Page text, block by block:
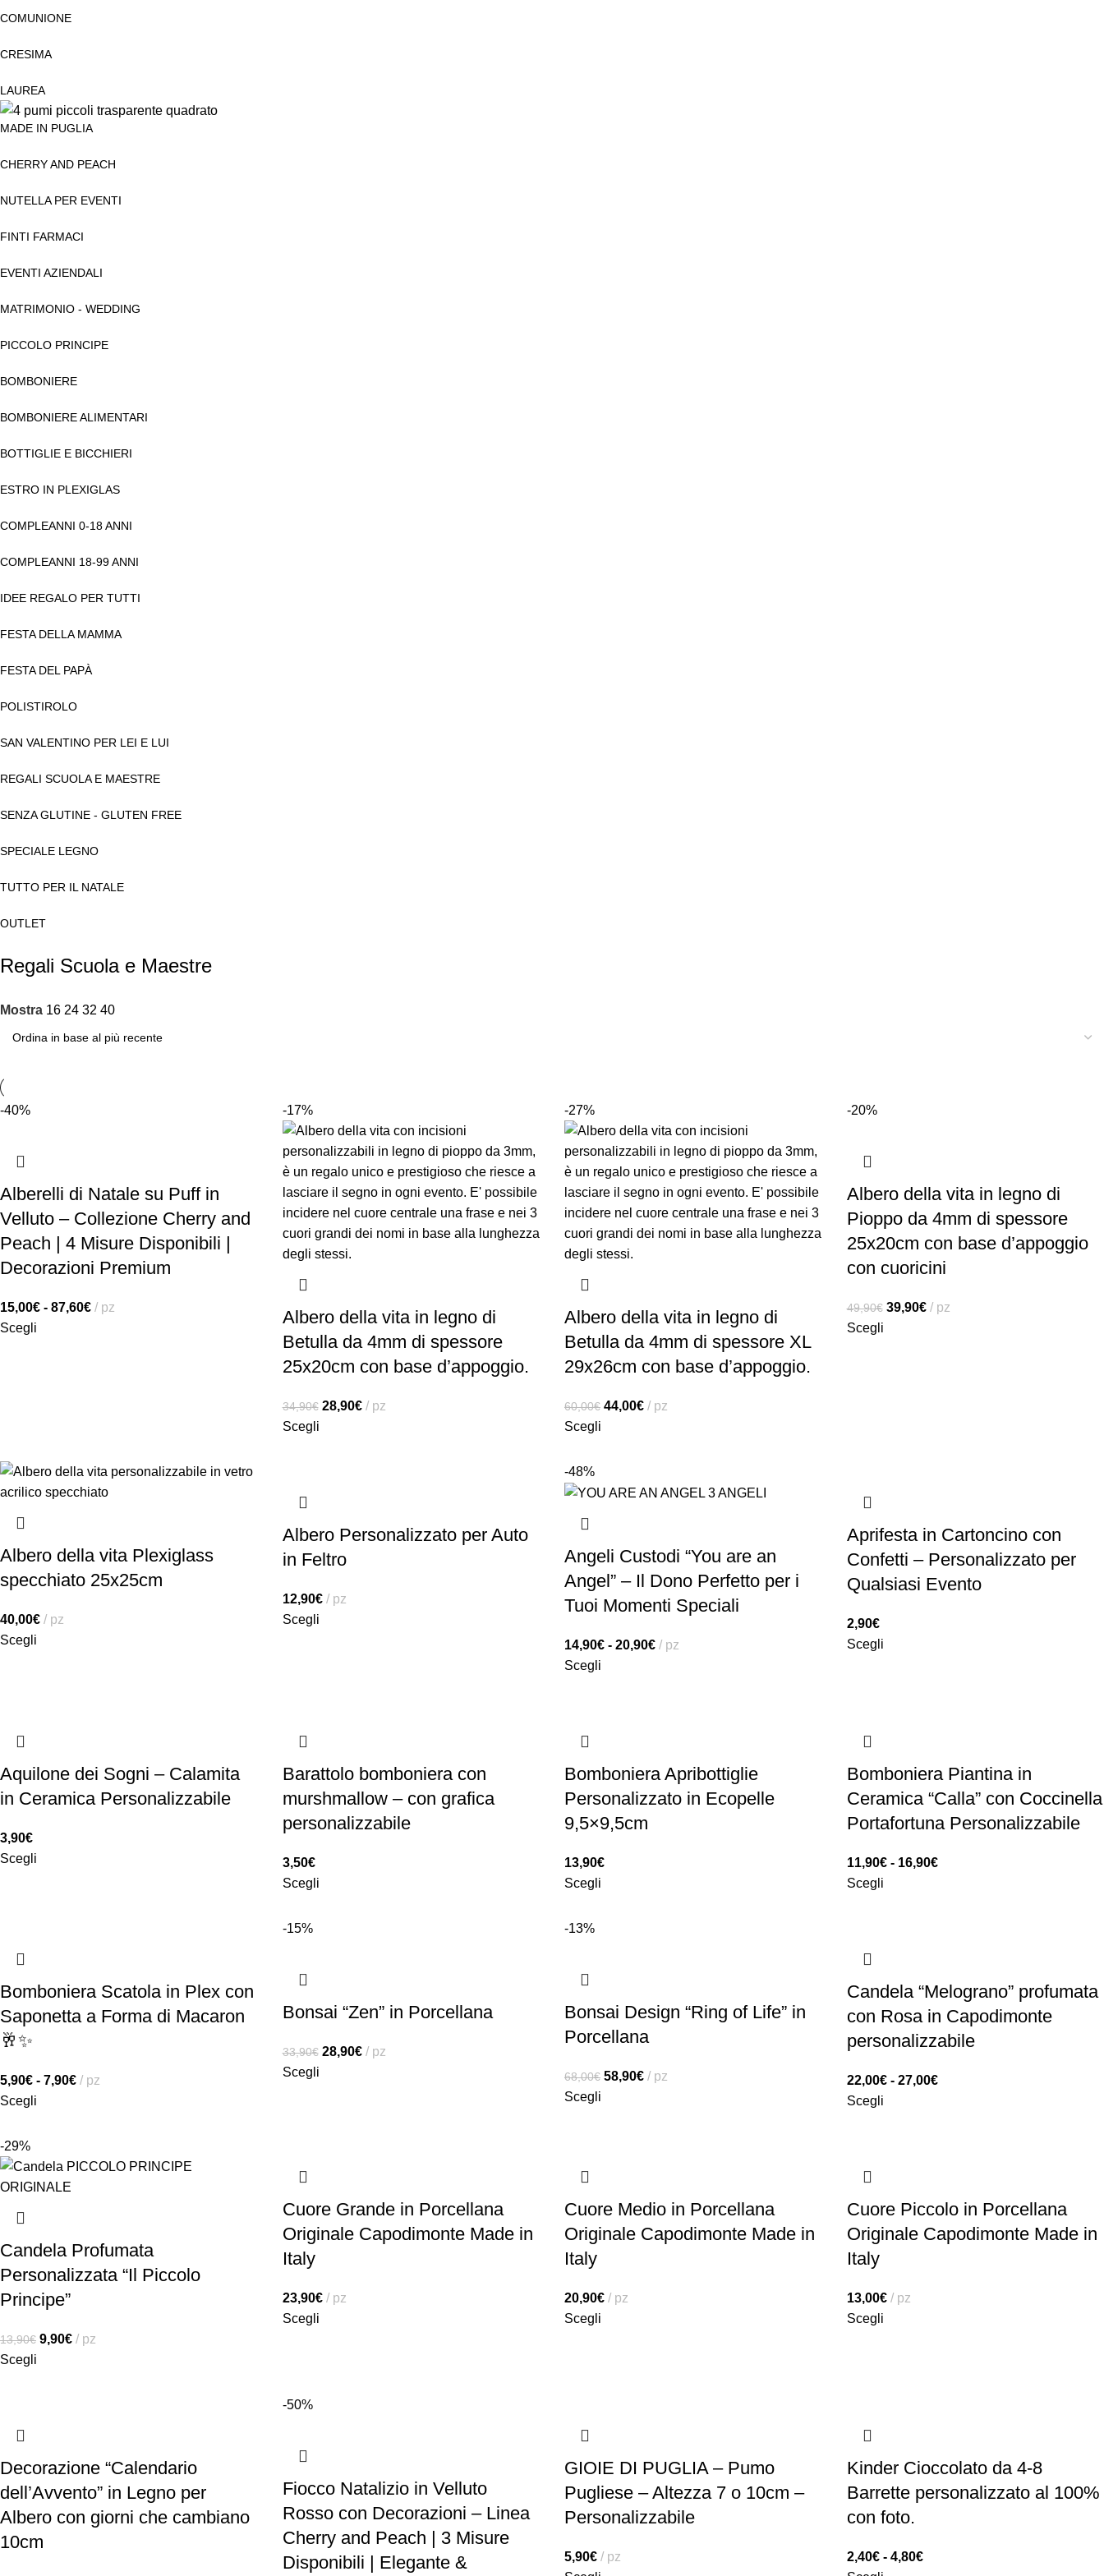
COMUNIONE
CRESIMA
LAUREA
MADE IN PUGLIA
CHERRY AND PEACH
NUTELLA PER EVENTI
FINTI FARMACI
EVENTI AZIENDALI
MATRIMONIO - WEDDING
PICCOLO PRINCIPE
BOMBONIERE
BOMBONIERE ALIMENTARI
BOTTIGLIE E BICCHIERI
ESTRO IN PLEXIGLAS
COMPLEANNI 0-18 ANNI
COMPLEANNI 18-99 ANNI
IDEE REGALO PER TUTTI
FESTA DELLA MAMMA
FESTA DEL PAPÀ
POLISTIROLO
SAN VALENTINO PER LEI E LUI
REGALI SCUOLA E MAESTRE
SENZA GLUTINE - GLUTEN FREE
SPECIALE LEGNO
TUTTO PER IL NATALE
OUTLET
Regali Scuola e Maestre
Mostra 16 24 32 40
-40%
Alberelli di Natale su Puff in
Velluto – Collezione Cherry and
Peach | 4 Misure Disponibili |
Decorazioni Premium
15,00€ - 87,60€
pz
Scegli
-17%
Albero della vita in legno di
Betulla da 4mm di spessore
25x20cm con base d’appoggio.
34,90€ 28,90€
pz
Scegli
-27%
Albero della vita in legno di
Betulla da 4mm di spessore XL
29x26cm con base d’appoggio.
60,00€ 44,00€
pz
Scegli
-20%
Albero della vita in legno di
Pioppo da 4mm di spessore
25x20cm con base d’appoggio
con cuoricini
49,90€ 39,90€
pz
Scegli
Albero della vita Plexiglass
specchiato 25x25cm
40,00€
pz
Scegli
Albero Personalizzato per Auto
in Feltro
12,90€
pz
Scegli
-48%
Angeli Custodi “You are an
Angel” – Il Dono Perfetto per i
Tuoi Momenti Speciali
14,90€ - 20,90€
pz
Scegli
Aprifesta in Cartoncino con
Confetti – Personalizzato per
Qualsiasi Evento
2,90€
Scegli
Aquilone dei Sogni – Calamita
in Ceramica Personalizzabile
3,90€
Scegli
Barattolo bomboniera con
murshmallow – con grafica
personalizzabile
3,50€
Scegli
Bomboniera Apribottiglie
Personalizzato in Ecopelle
9,5×9,5cm
13,90€
Scegli
Bomboniera Piantina in
Ceramica “Calla” con Coccinella
Portafortuna Personalizzabile
11,90€ - 16,90€
Scegli
Bomboniera Scatola in Plex con
Saponetta a Forma di Macaron
🥂✨
5,90€ - 7,90€
pz
Scegli
-15%
Bonsai “Zen” in Porcellana
33,90€ 28,90€
pz
Scegli
-13%
Bonsai Design “Ring of Life” in
Porcellana
68,00€ 58,90€
pz
Scegli
Candela “Melograno” profumata
con Rosa in Capodimonte
personalizzabile
22,00€ - 27,00€
Scegli
-29%
Candela Profumata
Personalizzata “Il Piccolo
Principe”
13,90€ 9,90€
pz
Scegli
Cuore Grande in Porcellana
Originale Capodimonte Made in
Italy
23,90€
pz
Scegli
Cuore Medio in Porcellana
Originale Capodimonte Made in
Italy
20,90€
pz
Scegli
Cuore Piccolo in Porcellana
Originale Capodimonte Made in
Italy
13,00€
pz
Scegli
Decorazione “Calendario
dell’Avvento” in Legno per
Albero con giorni che cambiano
10cm
-50%
Fiocco Natalizio in Velluto
Rosso con Decorazioni – Linea
Cherry and Peach | 3 Misure
Disponibili | Elegante &
GIOIE DI PUGLIA – Pumo
Pugliese – Altezza 7 o 10cm –
Personalizzabile
5,90€
pz
Kinder Cioccolato da 4-8
Barrette personalizzato al 100%
con foto.
2,40€ - 4,80€